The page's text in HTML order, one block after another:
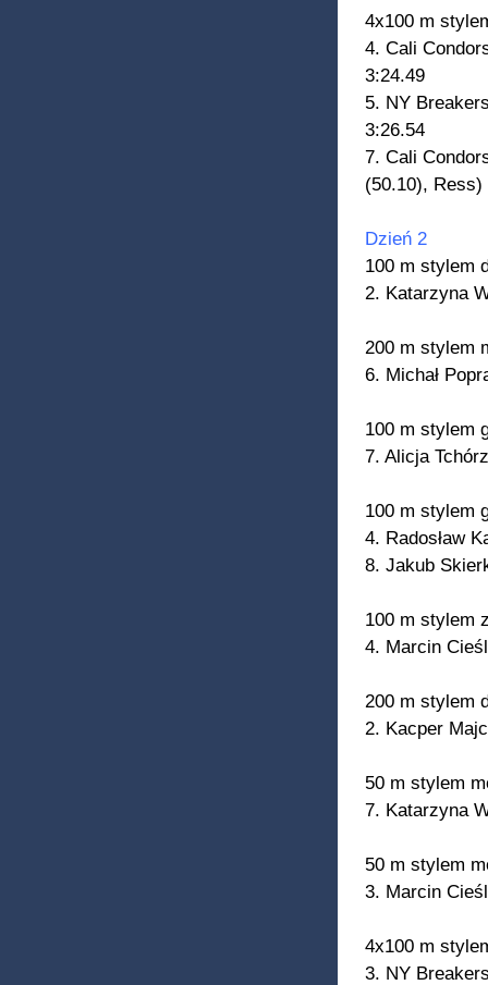
4x100 m
4. Cali
3:24.49
5. NY
3:26.54
7. Cali
(50.10), Ress)
Dzień 2
100 m stylem
2. Katarzyna
200 m stylem
6. Michał
100 m stylem
7. Alicja
100 m stylem
4. Radosław
8. Jakub
100 m stylem
4. Marcin
200 m stylem
2. Kacper
50 m stylem
7. Katarzyna
50 m stylem
3. Marcin
4x100 m
3. NY